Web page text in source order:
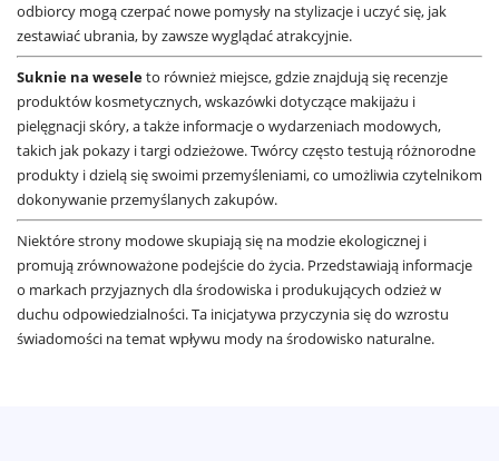
odbiorcy mogą czerpać nowe pomysły na stylizacje i uczyć się, jak
zestawiać ubrania, by zawsze wyglądać atrakcyjnie.
Suknie na weseleto również miejsce, gdzie znajdują się recenzje
produktów kosmetycznych, wskazówki dotyczące makijażu i
pielęgnacji skóry, a także informacje o wydarzeniach modowych,
takich jak pokazy i targi odzieżowe. Twórcy często testują różnorodne
produkty i dzielą się swoimi przemyśleniami, co umożliwia czytelnikom
dokonywanie przemyślanych zakupów.
Niektóre strony modowe skupiają się na modzie ekologicznej i
promują zrównoważone podejście do życia. Przedstawiają informacje
o markach przyjaznych dla środowiska i produkujących odzież w
duchu odpowiedzialności. Ta inicjatywa przyczynia się do wzrostu
świadomości na temat wpływu mody na środowisko naturalne.